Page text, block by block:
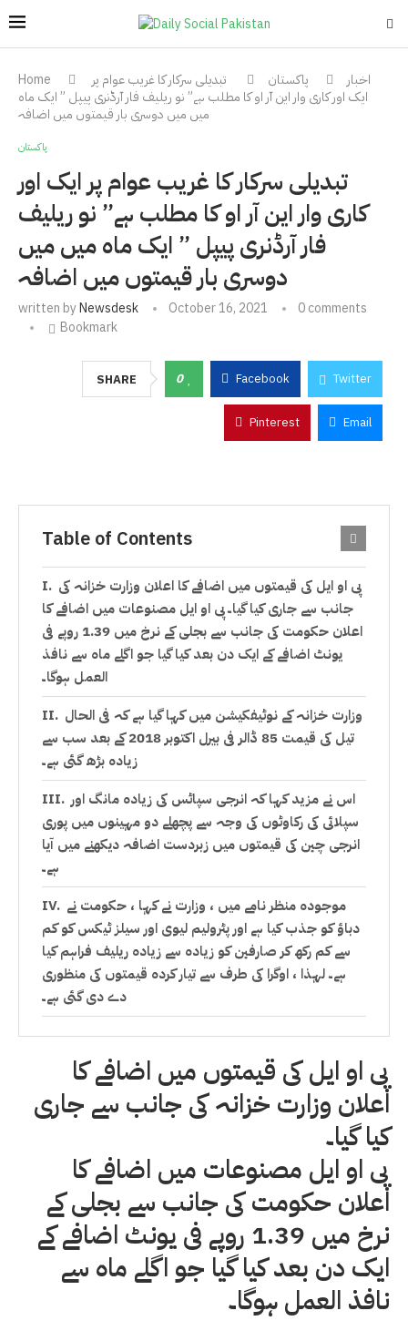
Home اخبار پاکستان
تبدیلی سرکار کا غریب عوام پر
ایک اور کاری وار این آر او کا مطلب ہے” نو ریلیف فار آرڈنری پیپل ” ایک ماہ
میں میں دوسری بار قیمتوں میں اضافہ
پاکستان
تبدیلی سرکار کا غریب عوام پر ایک اور
کاری وار این آر او کا مطلب ہے” نو ریلیف
فار آرڈنری پیپل ” ایک ماہ میں میں
دوسری بار قیمتوں میں اضافہ
written byNewsdesk October 16, 2021
0 comments
Bookmark
SHARE 0 Facebook Twitter
Pinterest Email
Table of Contents
پی او ایل کی قیمتوں میں اضافے کا اعلان وزارت خزانہ کی
جانب سے جاری کیا گیا۔ پی او ایل مصنوعات میں اضافے کا
اعلان حکومت کی جانب سے بجلی کے نرخ میں 1.39 روپے فی
یونٹ اضافے کے ایک دن بعد کیا گیا جو اگلے ماہ سے نافذ
العمل ہوگا۔
وزارت خزانہ کے نوٹیفکیشن میں کہا گیا ہے کہ فی الحال
تیل کی قیمت 85 ڈالر فی بیرل اکتوبر 2018 کے بعد سب سے
زیادہ بڑھ گئی ہے۔
اس نے مزید کہا کہ انرجی سپاٹس کی زیادہ مانگ اور
سپلائی کی رکاوٹوں کی وجہ سے پچھلے دو مہینوں میں پوری
انرجی چین کی قیمتوں میں زبردست اضافہ دیکھنے میں آیا
ہے۔
موجودہ منظر نامے میں ، وزارت نے کہا ، حکومت نے
دباؤ کو جذب کیا ہے اور پٹرولیم لیوی اور سیلز ٹیکس کو کم
سے کم رکھ کر صارفین کو زیادہ سے زیادہ ریلیف فراہم کیا
ہے۔ لہذا ، اوگرا کی طرف سے تیار کردہ قیمتوں کی منظوری
دے دی گئی ہے۔
ٹماٹر ، آلو ، گھی ، 22 دیگر اشیاء کی قیمتوں میں اضافہ
روپے کا اضافہ یکم نومبر سے لاگو ہوگا: حماد اظہر پاور
سیکٹر کی کارکردگی نشان زد نہیں ہے ، یہی وجہ ہے۔ وزارت
خزانہ کی جانب سے جاری نوٹیفکیشن کے مطابق مٹی کے تیل
8.84 روپے فی لیٹر مہنگا ہو گیا ہے۔
پی او ایل کی قیمتوں میں اضافے کا
اعلان وزارت خزانہ کی جانب سے جاری
کیا گیا۔
پی او ایل مصنوعات میں اضافے کا
اعلان حکومت کی جانب سے بجلی کے
نرخ میں 1.39 روپے فی یونٹ اضافے کے
ایک دن بعد کیا گیا جو اگلے ماہ سے
نافذ العمل ہوگا۔